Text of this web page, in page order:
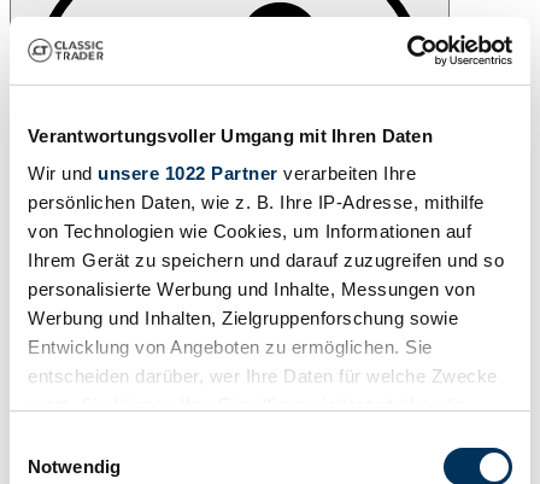
Verantwortungsvoller Umgang mit Ihren Daten
Wir und unsere 1022 Partner verarbeiten Ihre
persönlichen Daten, wie z. B. Ihre IP-Adresse, mithilfe
von Technologien wie Cookies, um Informationen auf
Ihrem Gerät zu speichern und darauf zuzugreifen und so
personalisierte Werbung und Inhalte, Messungen von
Werbung und Inhalten, Zielgruppenforschung sowie
Entwicklung von Angeboten zu ermöglichen. Sie
entscheiden darüber, wer Ihre Daten für welche Zwecke
Trigger Symbol ändern oder widerrufen
Notwendig
Partager
Contacter
Appeler
Appeler